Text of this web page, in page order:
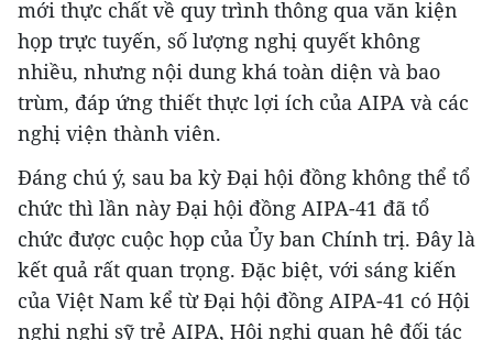
mới thực chất về quy trình thông qua văn kiện
họp trực tuyến, số lượng nghị quyết không
nhiều, nhưng nội dung khá toàn diện và bao
trùm, đáp ứng thiết thực lợi ích của AIPA và các
nghị viện thành viên.
Đáng chú ý, sau ba kỳ Đại hội đồng không thể tổ
chức thì lần này Đại hội đồng AIPA-41 đã tổ
chức được cuộc họp của Ủy ban Chính trị. Đây là
kết quả rất quan trọng. Đặc biệt, với sáng kiến
của Việt Nam kể từ Đại hội đồng AIPA-41 có Hội
nghị nghị sỹ trẻ AIPA, Hội nghị quan hệ đối tác